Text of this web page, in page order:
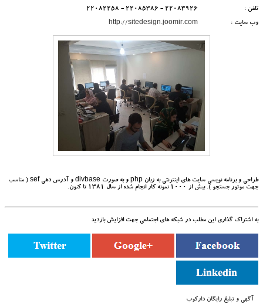
تلفن :
22083926 - 22085386 - 22082258
وب سایت :
http://sitedesign.joomir.com
طراحی و برنامه نویسی سایت های اینترنتی به زبان php و به صورت divbase و آدرس دهی sef ( مناسب
جهت موتور جستجو ). بیش از 1000 نمونه کار انجام شده از سال 1381 تا کنون.
به اشتراک گذاری این مطلب در شبکه های اجتماعی جهت افزایش بازدید
آگهی و تبلیغ رایگان دارکوب